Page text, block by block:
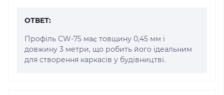
ОТВЕТ:
Профіль CW-75 має товщину 0,45 мм і
довжину 3 метри, що робить його ідеальним
для створення каркасів у будівництві.